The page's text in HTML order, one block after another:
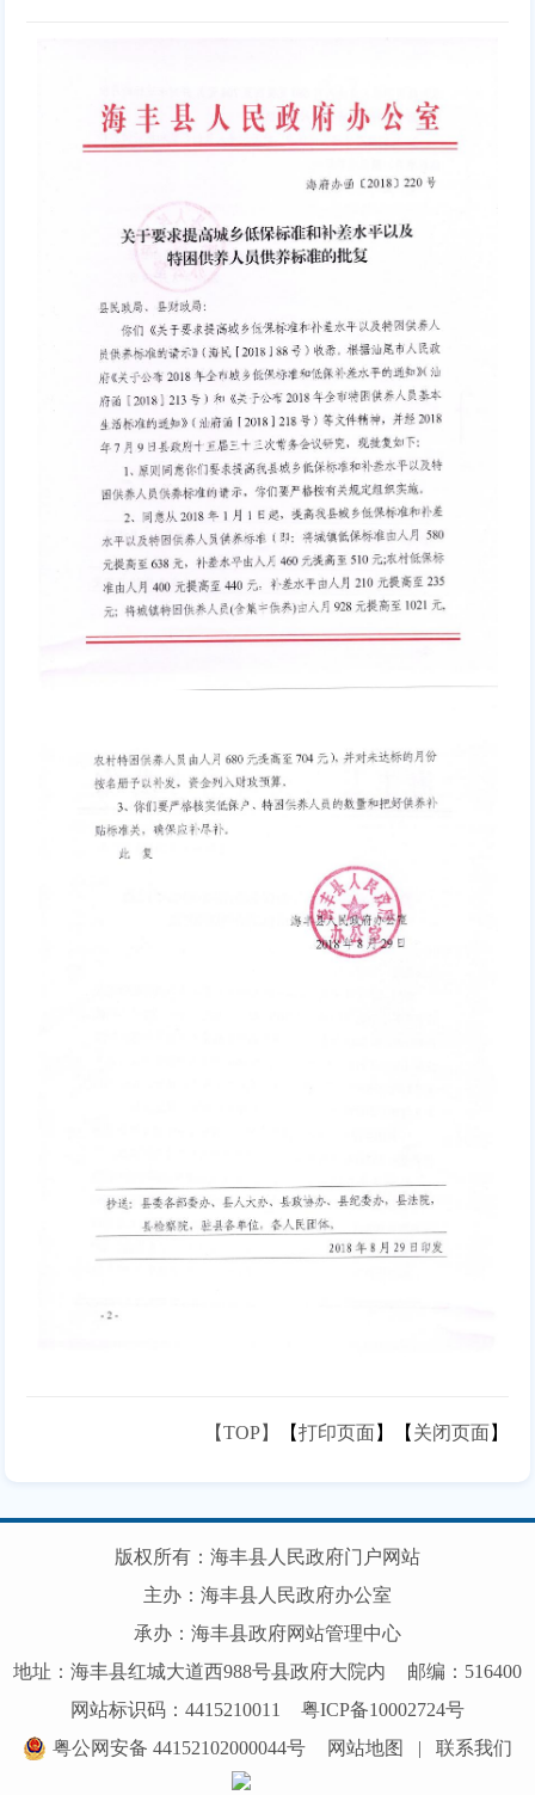
【TOP】 【打印页面】【 关闭页面】
版权所有：海丰县人民政府门户网站
主办：海丰县人民政府办公室
承办：海丰县政府网站管理中心
地址：海丰县红城大道西988号县政府大院内
邮编：516400
网站标识码：4415210011
粤ICP备10002724号
粤公网安备 44152102000044号
网站地图 | 联系我们